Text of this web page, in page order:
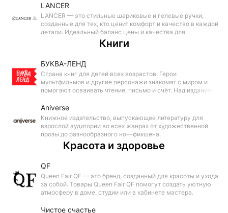
игры в увлекательное путешествие.
LANCER
LANCER — это стильные шариковые и гелевые ручки,
созданные для тех, кто ценит комфорт и качество в каждой
детали. Идеальный баланс цены и качества для
повседневного использования, учёбы и работы. С нашими
ручками письмо превращается в удовольствие.
Книги
БУКВА-ЛЕНД
Страна книг для детей всех возрастов. Герои
мультфильмов и другие персонажи знакомят с миром и
помогают осваивать чтение, письмо и счёт. Над изданиями
информации, адаптированной под каждый возраст.
Aniverse
Книжное издательство, выпускающее литературу для
взрослой аудитории во всех жанрах от художественной
прозы до разнообразного нон-фикшена.
Красота и здоровье
QF
Queen Fair QF — это бренд, созданный для красоты и ухода
за собой. Товары Queen Fair QF помогут создать уютную
атмосферу в доме, студии или в кабинете мастера.
Чистое счастье